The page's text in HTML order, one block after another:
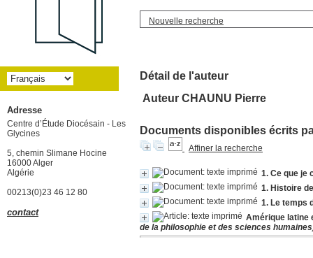
Nouvelle recherche
Détail de l'auteur
Auteur CHAUNU Pierre
Documents disponibles écrits
Affiner la recherche
1. Ce que je
1. Histoire
1. Le temps
Amérique latine
de la philosophie et des sciences
Adresse
Centre d’Étude Diocésain - Les
Glycines
5, chemin Slimane Hocine
16000 Alger
Algérie
00213(0)23 46 12 80
contact